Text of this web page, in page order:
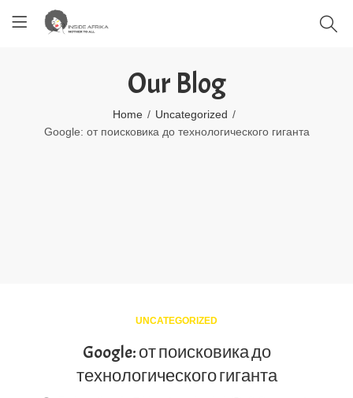
Our Blog
Home
Uncategorized
Google: от поисковика до технологического гиганта
UNCATEGORIZED
Google: от поисковика до
технологического гиганта